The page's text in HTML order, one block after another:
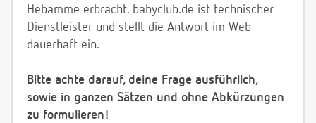
Hebamme erbracht. babyclub.de ist technischer
Dienstleister und stellt die Antwort im Web
dauerhaft ein.
Bitte achte darauf, deine Frage ausführlich,
sowie in ganzen Sätzen und ohne Abkürzungen
zu formulieren!